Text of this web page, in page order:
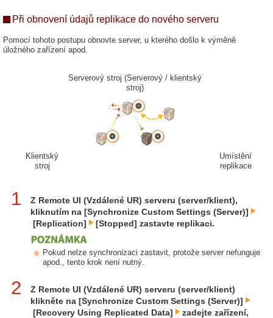
Při obnovení údajů replikace do nového serveru
Pomocí tohoto postupu obnovte server, u kterého došlo k výměně
úložného zařízení apod.
Serverový stroj (Serverový / klientský
stroj)
Klientský
stroj
Umístění
replikace
1
Z Remote UI (Vzdálené UR) serveru (server/klient),
kliknutím na [Synchronize Custom Settings (Server)]
[Replication]
[Stopped] zastavte replikaci.
Pokud nelze synchronizaci zastavit, protože server nefunguje
apod., tento krok není nutný.
2
Z Remote UI (Vzdálené UR) serveru (server/klient)
klikněte na [Synchronize Custom Settings (Server)]
[Recovery Using Replicated Data]
zadejte zařízení,